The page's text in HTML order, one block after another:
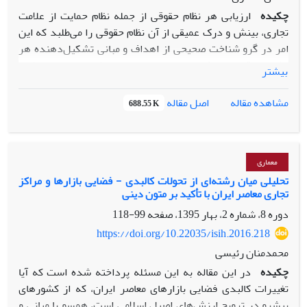
چکیده ارزیابی هر نظام حقوقی از جمله نظام حمایت از علامت
تجاری، بینش و درک عمیقی از آن نظام حقوقی را می‌طلبد که این
امر در گرو شناخت صحیحی از اهداف و مبانی تشکیل‌دهنده هر
نظام حقوقی است که ضرورت این امر در نظام حمایت از علامت
تجاری، بیش از هر چیز در مرحله تفسیر دامنه حمایت از علامت و
در موارد خلاء قانون‌گذاری مشهود است. نظام حمایت از علامت
تجاری در کنار مبانی اخلاقی و حقوقی، به‌شدت تحت تأثیر مبانی
اقتصادی در بازار است، زیرا علامت تجاری از ماهیتی کاملاًاقتصادی
برخوردار بوده و فلسفه وجودی علامت تجاری تحقق کارایی در بازار
است، که این امر ضرورت نگاه میان رشته‌ای را در راستای درک
صحیحی از این نظام حمایتی روشن می‌سازد. دو تئوری حقوق طبیعی
و تئوری قراردادگرایی، حمایت از علامت تجاری را از لحاظ حقوقی
توجیه می‌کنند. در کنار این مبانی، دو منطق اقتصادیِ کاهش
هزینه جستجوی مصرف‌کننده و انگیزه تولیدکننده نیز چه بسا با
استدلالی قوی‌تر، لزوم حمایت از علامت را توجیه می‌سازند. با این
وجود نظام حمایت از علامت تجاری، فارغ از مبانی اخیر نبوده و هر
یک از این مبانی به سهم خود در ساختار نظام حمایت از علامت
تجاری موثر هستند.
بیشتر
مشاهده مقاله
اصل مقاله 688.55 K
معماری
تحلیلی میان رشته‌ای از تحولات کالبدی - فضایی بازارها و مراکز
تجاری معاصر ایران با تأکید بر متون دینی
دوره 8، شماره 2، بهار 1395، صفحه
99-118
https://doi.org/10.22035/isih.2016.218
محمدمنان رئیسی
چکیده در این مقاله به این مسئله پرداخته شده است که آیا
تغییرات کالبدی فضایی بازارهای معاصر ایران، که از کشورهای